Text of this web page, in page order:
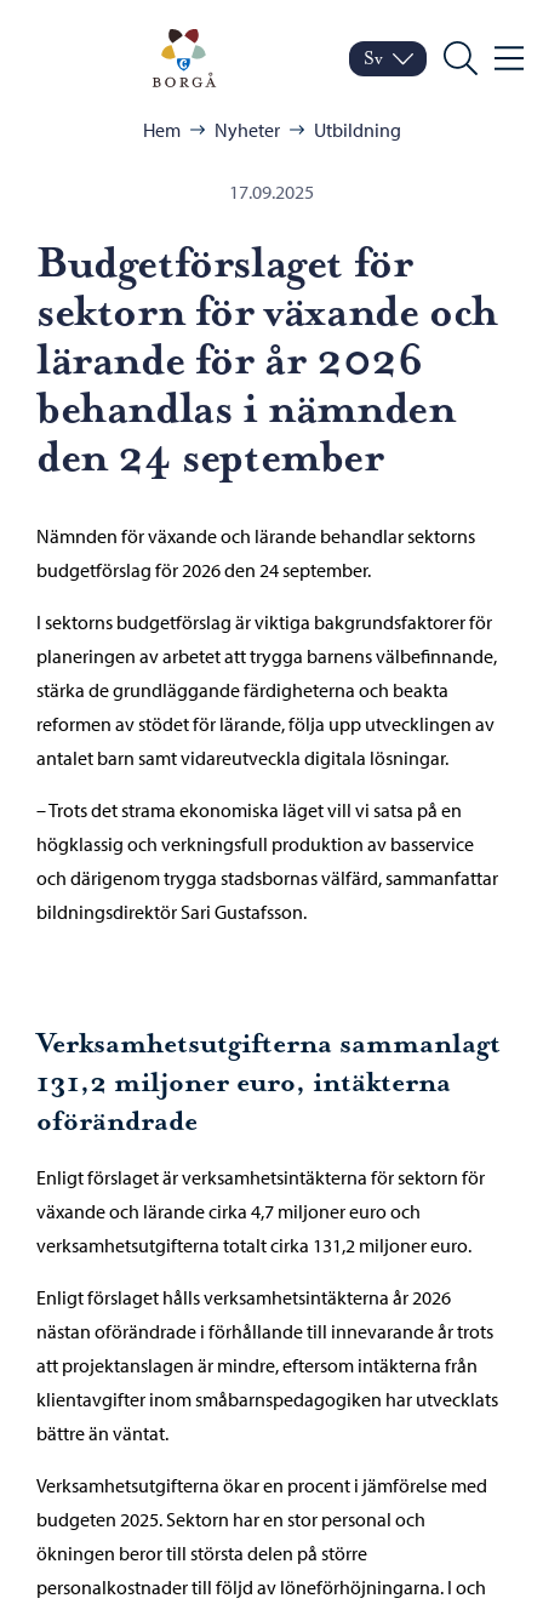
Porvoo – Gå till
Byt språk
Nuvarande språk:
Sv
Sök Meny
Hem Nyheter Utbildning
17.09.2025
Budgetförslaget för
sektorn för växande och
lärande för år 2026
behandlas i nämnden
den 24 september
Nämnden för växande och lärande behandlar sektorns
budgetförslag för 2026 den 24 september.
I sektorns budgetförslag är viktiga bakgrundsfaktorer för
planeringen av arbetet att trygga barnens välbefinnande,
stärka de grundläggande färdigheterna och beakta
reformen av stödet för lärande, följa upp utvecklingen av
antalet barn samt vidareutveckla digitala lösningar.
– Trots det strama ekonomiska läget vill vi satsa på en
högklassig och verkningsfull produktion av basservice
och därigenom trygga stadsbornas välfärd, sammanfattar
bildningsdirektör Sari Gustafsson.
Verksamhetsutgifterna sammanlagt
131,2 miljoner euro, intäkterna
oförändrade
Enligt förslaget är verksamhetsintäkterna för sektorn för
växande och lärande cirka 4,7 miljoner euro och
verksamhetsutgifterna totalt cirka 131,2 miljoner euro.
Enligt förslaget hålls verksamhetsintäkterna år 2026
nästan oförändrade i förhållande till innevarande år trots
att projektanslagen är mindre, eftersom intäkterna från
klientavgifter inom småbarnspedagogiken har utvecklats
bättre än väntat.
Verksamhetsutgifterna ökar en procent i jämförelse med
budgeten 2025. Sektorn har en stor personal och
ökningen beror till största delen på större
personalkostnader till följd av löneförhöjningarna. I och